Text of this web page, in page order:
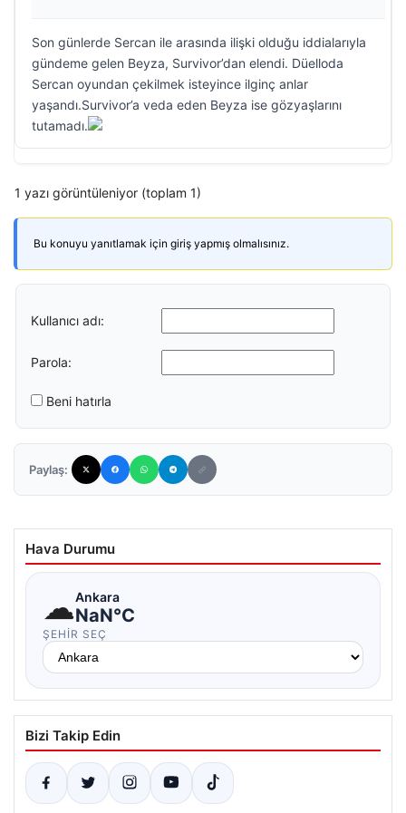
Son günlerde Sercan ile arasında ilişki olduğu iddialarıyla
gündeme gelen Beyza, Survivor’dan elendi. Düelloda
Sercan oyundan çekilmek isteyince ilginç anlar
yaşandı.Survivor’a veda eden Beyza ise gözyaşlarını
tutamadı.
1 yazı görüntüleniyor (toplam 1)
Bu konuyu yanıtlamak için giriş yapmış olmalısınız.
Kullanıcı adı:
Parola:
Beni hatırla
Paylaş:
Hava Durumu
☁Ankara
NaN°C
ŞEHIR SEÇ
Bizi Takip Edin